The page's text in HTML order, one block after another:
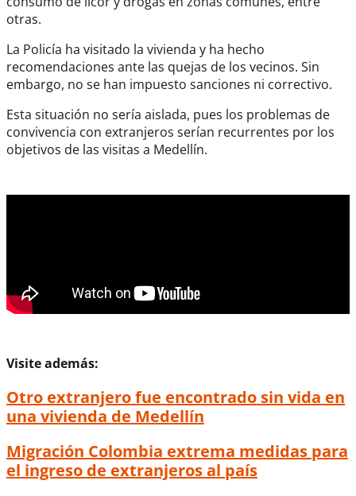
otras.
La Policía ha visitado la vivienda y ha hecho
recomendaciones ante las quejas de los vecinos. Sin
embargo, no se han impuesto sanciones ni correctivo.
Esta situación no sería aislada, pues los problemas de
convivencia con extranjeros serían recurrentes por los
objetivos de las visitas a Medellín.
Visite además:
Otro extranjero fue encontrado sin vida en
una vivienda de Medellín
Migración Colombia extrema medidas para
el ingreso de extranjeros al país